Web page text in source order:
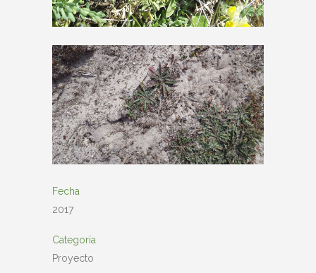
Fecha
2017
Categoría
Proyecto